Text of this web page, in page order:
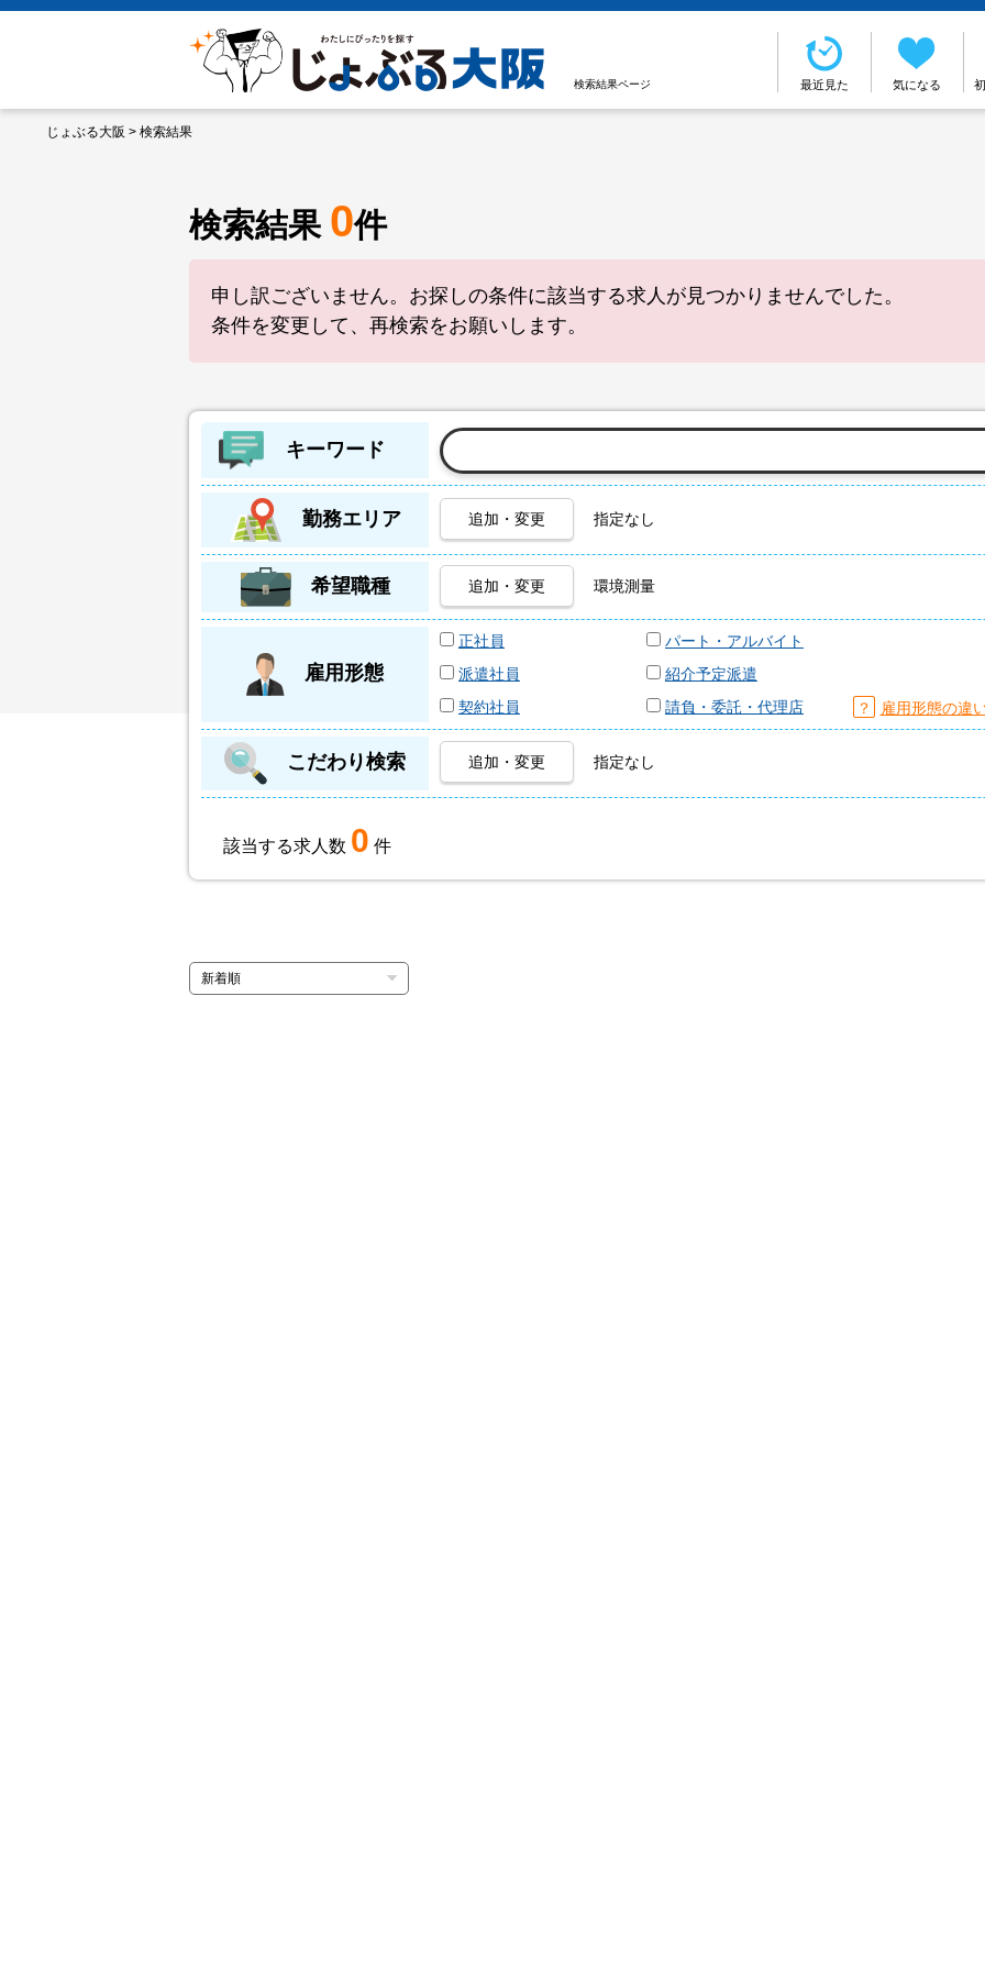
検索結果ページ 最近見た 気になる
じょぶる大阪 > 検索結果
検索結果 0件
申し訳ございません。お探しの条件に該当する求人が見つかりませんでした。
条件を変更して、再検索をお願いします。
キーワード
勤務エリア 追加・変更 指定なし
希望職種 追加・変更 環境測量
雇用形態
正社員
パート・アルバイト
派遣社員
紹介予定派遣
契約社員
請負・委託・代理店 ？ 雇用形態の違
こだわり検索 追加・変更 指定なし
該当する求人数 0 件